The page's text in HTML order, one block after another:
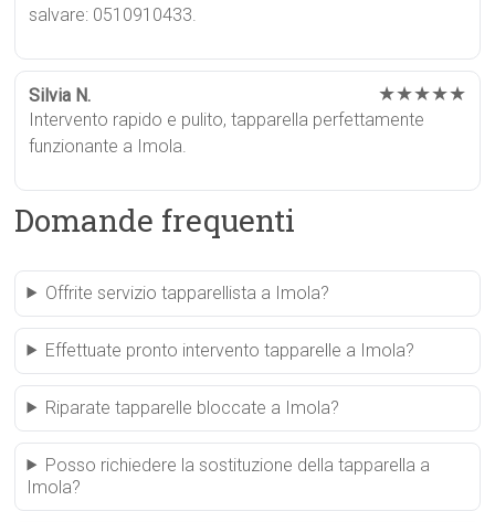
salvare: 0510910433.
Silvia N. ★★★★★
Intervento rapido e pulito, tapparella perfettamente
funzionante a Imola.
Domande frequenti
Offrite servizio tapparellista a Imola?
Effettuate pronto intervento tapparelle a Imola?
Riparate tapparelle bloccate a Imola?
Posso richiedere la sostituzione della tapparella a
Imola?